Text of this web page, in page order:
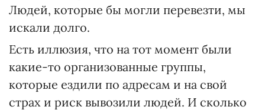
Людей, которые бы могли перевезти, мы
искали долго.
Есть иллюзия, что на тот момент были
какие-то организованные группы,
которые ездили по адресам и на свой
страх и риск вывозили людей. И сколько